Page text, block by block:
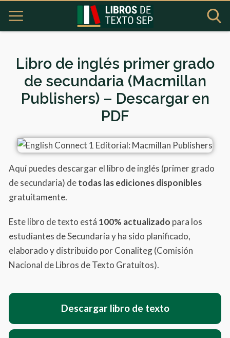
Libro de inglés primer grado
de secundaria (Macmillan
Publishers) – Descargar en
PDF
Aquí puedes descargar el libro de inglés (primer grado
de secundaria) detodas las ediciones disponibles
gratuitamente.
Este libro de texto está 100% actualizado para los
estudiantes de Secundaria y ha sido planificado,
elaborado y distribuido por Conaliteg (Comisión
Nacional de Libros de Texto Gratuitos).
Descargar libro de texto